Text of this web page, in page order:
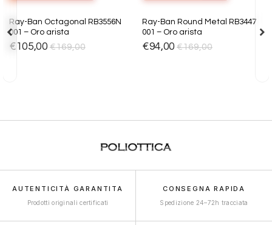
Aggiungi
alla lista
Ray-Ban Octagonal RB3556N
001 – Oro arista
€105,00 €169,00
Aggiungi
alla lista
Ray-Ban Round Metal RB3447
001 – Oro arista
€94,00 €169,00
AUTENTICITÀ GARANTITA
Prodotti originali certificati
CONSEGNA RAPIDA
Spedizione 24–72h tracciata